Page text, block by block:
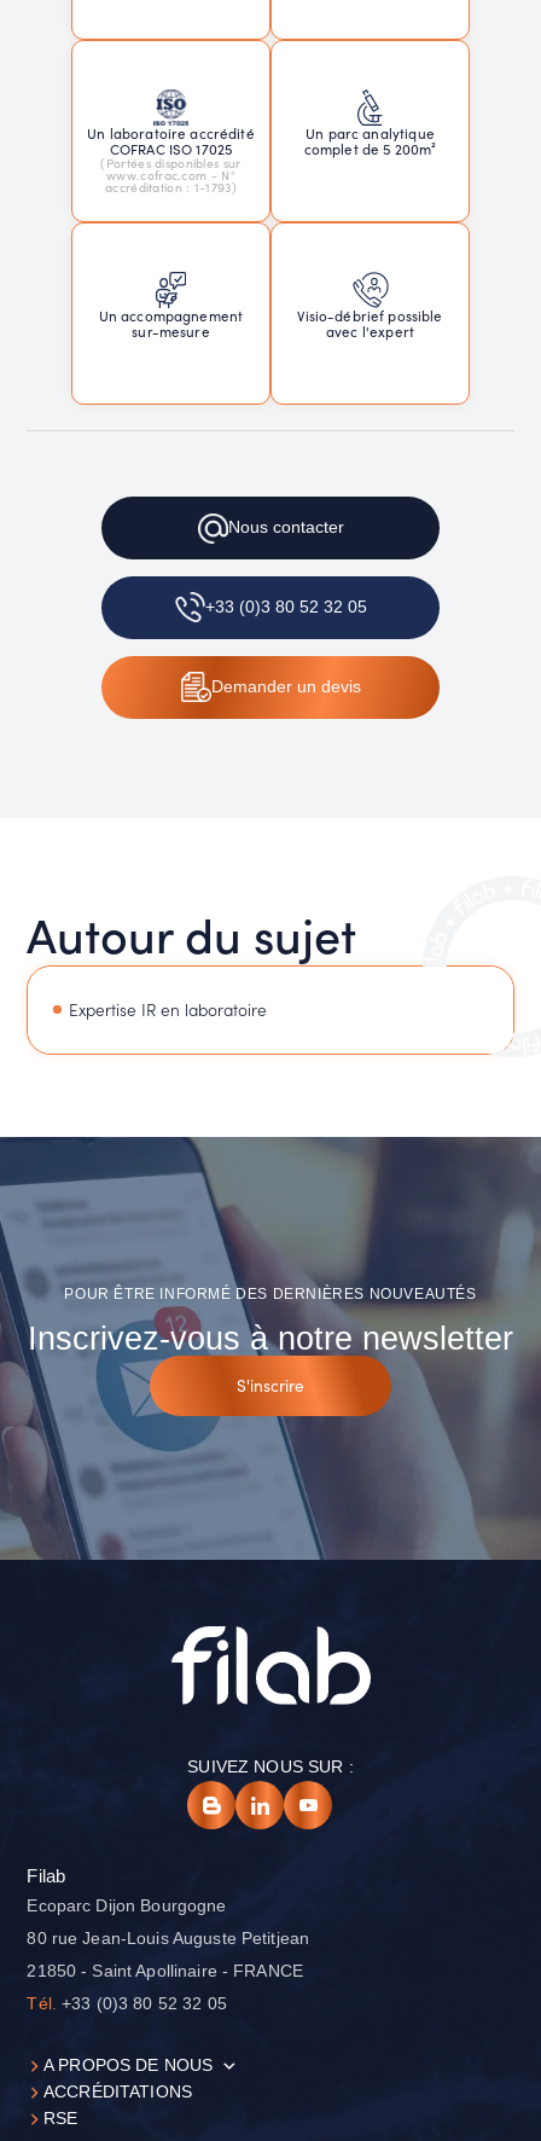
Un laboratoire accrédité
COFRAC ISO 17025
(Portées disponibles sur
www.cofrac.com - N°
accréditation : 1-1793)
Un parc analytique
complet de 5 200m²
Un accompagnement
sur-mesure
Visio-débrief possible
avec l'expert
Nous contacter
+33 (0)3 80 52 32 05
Demander un devis
Autour du sujet
Expertise IR en laboratoire
POUR ÊTRE INFORMÉ DES DERNIÈRES NOUVEAUTÉS
Inscrivez-vous à notre newsletter
S'inscrire
SUIVEZ NOUS SUR :
Filab
Ecoparc Dijon Bourgogne
80 rue Jean-Louis Auguste Petitjean
21850 - Saint Apollinaire - FRANCE
Tél. +33 (0)3 80 52 32 05
A PROPOS DE NOUS
ACCRÉDITATIONS
RSE